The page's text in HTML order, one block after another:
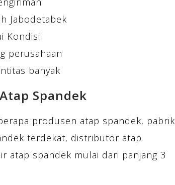
Jabodetabek
Kondisi
perusahaan
banyak
Spandek
produsen atap spandek, pabrik
terdekat, distributor atap
atap spandek mulai dari panjang 3